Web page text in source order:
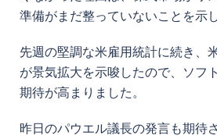
準備がまだ整っていないことを示
先週の堅調な米雇用統計に続き、
が景気拡大を示唆したので、ソフ
期待が高まりました。
昨日のパウエル議長の発言も期待